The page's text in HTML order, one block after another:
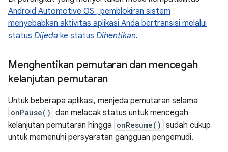
Android Automotive OS , pemblokiran sistem
menyebabkan aktivitas aplikasi Anda bertransisi melalui
status Dijeda ke status Dihentikan.
Menghentikan pemutaran dan mencegah
kelanjutan pemutaran
Untuk beberapa aplikasi, menjeda pemutaran selama
onPause() dan melacak status untuk mencegah
kelanjutan pemutaran hingga onResume() sudah cukup
untuk memenuhi persyaratan gangguan pengemudi.